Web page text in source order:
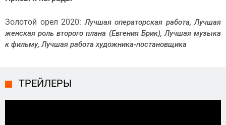
Золотой орел 2020:Лучшая операторская работа, Лучшая
женская роль второго плана (Евгения Брик), Лучшая музыка
к фильму, Лучшая работа художника-постановщика
ТРЕЙЛЕРЫ